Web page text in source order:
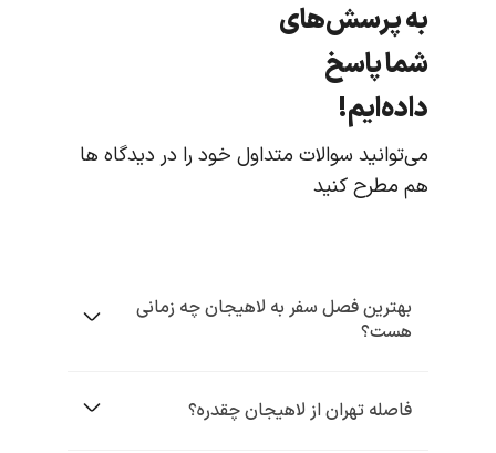
به پرسش‌های
شما پاسخ
داده‌ایم!
می‌توانید سوالات متداول خود را در دیدگاه ها
هم مطرح کنید
بهترین فصل سفر به لاهیجان چه زمانی
هست؟
فاصله تهران از لاهیجان چقدره؟